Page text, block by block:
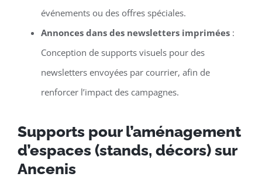
événements ou des offres spéciales.
Annonces dans des newsletters imprimées:
Conception de supports visuels pour des
newsletters envoyées par courrier, afin de
renforcer l’impact des campagnes.
Supports pour l’aménagement
d’espaces (stands, décors) sur
Ancenis